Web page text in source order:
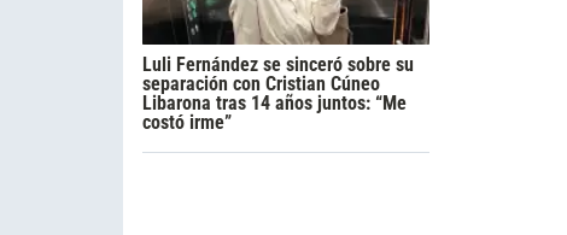
Luli Fernández se sinceró sobre su
separación con Cristian Cúneo
Libarona tras 14 años juntos: “Me
costó irme”